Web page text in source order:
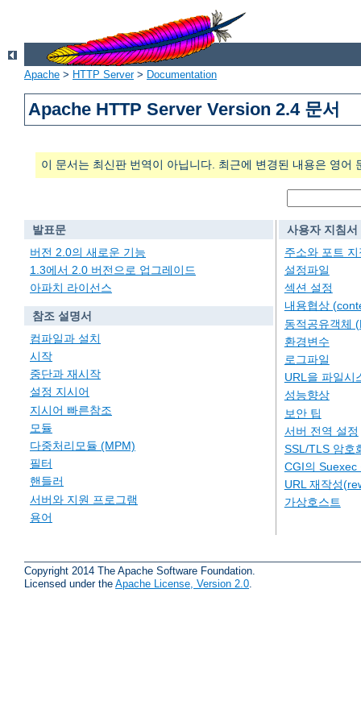
Apache > HTTP Server> Documentation
Apache HTTP Server Version 2.4 문서
이 문서는 최신판 번역이 아닙니다. 최근에 변경된 내용은 영어
발표문
버전 2.0의 새로운 기능
1.3에서 2.0 버전으로 업그레이드
아파치 라이선스
참조 설명서
컴파일과 설치
시작
중단과 재시작
설정 지시어
지시어 빠른참조
모듈
다중처리모듈 (MPM)
필터
핸들러
서버와 지원 프로그램
용어
사용자 지침서
주소와 포트 지
설정파일
섹션 설정
내용협상
동적공유객체
환경변수
로그파일
URL을 파일시
성능향상
보안 팁
서버 전역 설정
SSL/TLS 암호
CGI의 Suexec
URL 재작성
가상호스트
Copyright 2014 The Apache Software Foundation.
Licensed under the Apache License, Version 2.0